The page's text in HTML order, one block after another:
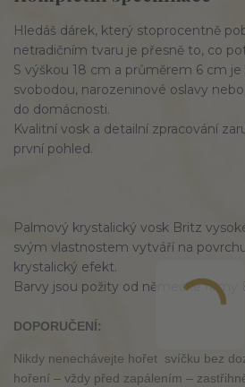
Hledáš dárek, který stoprocentně
netradičním tvaru je přesně to, co
S výškou 18 cm a průměrem 6 cm je
svobodou, narozeninové oslavy
do domácnosti.
Kvalitní vosk a detailní zpracování
první pohled.
Palmový krystalický vosk Britz
svým vlastnostem vytváří na
krystalický efekt.
Barvy jsou požity od německé firmy
DOPORUČENÍ:
Nikdy nenechávejte hořet svíčku bez
hoření – vždy před zapálením –